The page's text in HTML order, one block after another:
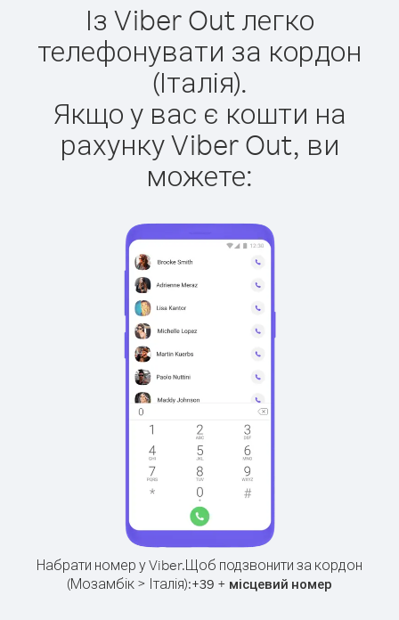
Із Viber Out легко
телефонувати за кордон
(Італія).
Якщо у вас є кошти на
рахунку Viber Out, ви
можете:
Набрати номер у Viber.Щоб подзвонити за кордон
(Мозамбік > Італія):+39 + місцевий номер